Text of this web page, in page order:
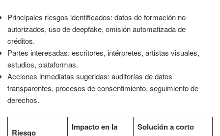
Principales riesgos identificados: datos de formación no
autorizados, uso de deepfake, omisión automatizada de
créditos.
Partes interesadas: escritores, intérpretes, artistas visuales,
estudios, plataformas.
Acciones inmediatas sugeridas: auditorías de datos
transparentes, procesos de consentimiento, seguimiento de
derechos.
Riesgo
Impacto en la
Solución a corto